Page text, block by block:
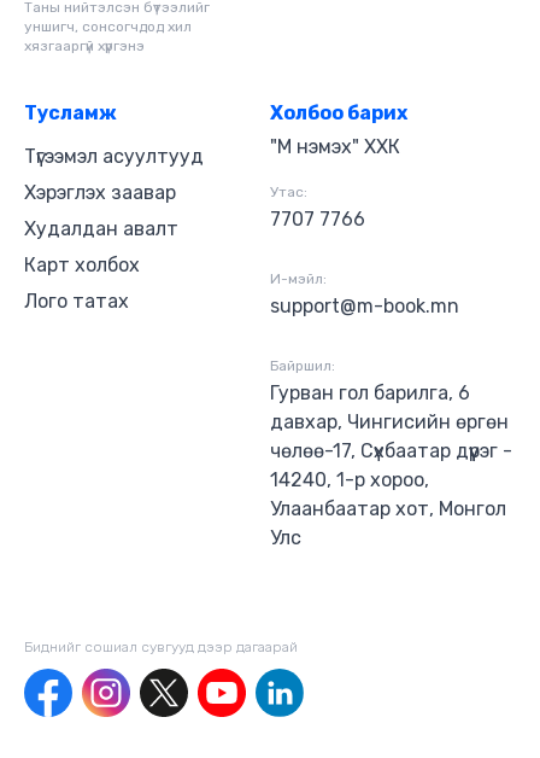
Таны нийтэлсэн бүтээлийг
уншигч, сонсогчдод хил
хязгааргүй хүргэнэ
Тусламж
Түгээмэл асуултууд
Хэрэглэх заавар
Худалдан авалт
Карт холбох
Лого татах
Холбоо барих
"М нэмэх" ХХК
Утас:
7707 7766
И-мэйл:
support@m-book.mn
Байршил:
Гурван гол барилга, 6
давхар, Чингисийн өргөн
чөлөө-17, Сүхбаатар дүүрэг -
14240, 1-р хороо,
Улаанбаатар хот, Монгол
Улс
Биднийг сошиал сувгууд дээр дагаaрай